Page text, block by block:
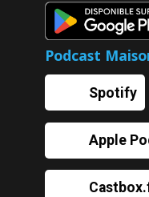
Podcast
Spotify
Apple